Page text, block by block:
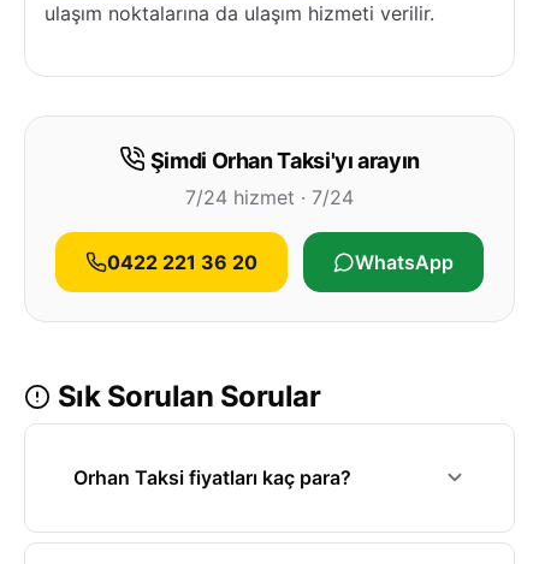
ulaşım noktalarına da ulaşım hizmeti verilir.
Şimdi Orhan Taksi'yı arayın
7/24 hizmet · 7/24
0422 221 36 20 WhatsApp
Sık Sorulan Sorular
Orhan Taksi fiyatları kaç para?